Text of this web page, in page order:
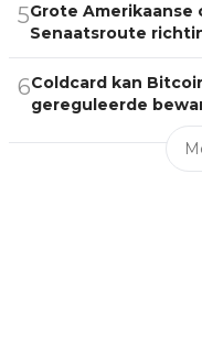
5Grote
Senaatsroute
6Coldcard kan
gereguleerde